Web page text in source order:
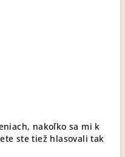
nakoľko sa mi k
ste tiež hlasovali tak